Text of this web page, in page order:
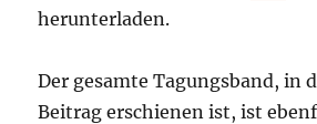
herunterladen.
Der gesamte Tagungsband, in
Beitrag erschienen ist, ist